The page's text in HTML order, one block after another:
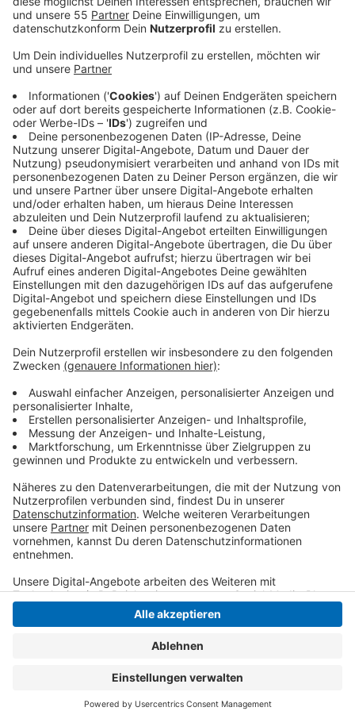
Veröffentlicht:Donnerstag, 04.06.2020 16:47
Anzeige
Ende April brannten dort 200 Hektar Wald und Heide
nieder. Ab sofort soll die Feuerwehr schon beim
Verdacht auf einen Waldbrand in höhere
Alarmbereitschaft gesetzt werden. Außerdem sind
Kontrollfahrten vorgesehen. Die Wasser-
Entnahmestellen an der Schwalm und weiteren Stellen
im Grenzgebiet sollen so hergerichtet werden, dass
auch im Sommer problemlos Löschwasser entnommen
werden kann. Der Kreis will zudem ein zweites
Löschfahrzeug für Waldbrände anschaffen. Darüber
hinaus will der Kreis weiter auf einen engen Austausch
Trockenheit stelle alle vor neue Herausforderungen,
so Viersens Landrat Andreas Coenen.
Anzeige
Anzeige